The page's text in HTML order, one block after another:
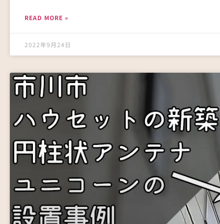
READ MORE »
2022年9月24日